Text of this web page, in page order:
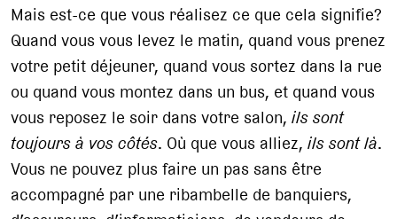
Mais est-ce que vous réalisez ce que cela signifie?
Quand vous vous levez le matin, quand vous prenez
votre petit déjeuner, quand vous sortez dans la rue
ou quand vous montez dans un bus, et quand vous
vous reposez le soir dans votre salon,ils sont
toujours à vos côtés. Où que vous alliez,ils sont là.
Vous ne pouvez plus faire un pas sans être
accompagné par une ribambelle de banquiers,